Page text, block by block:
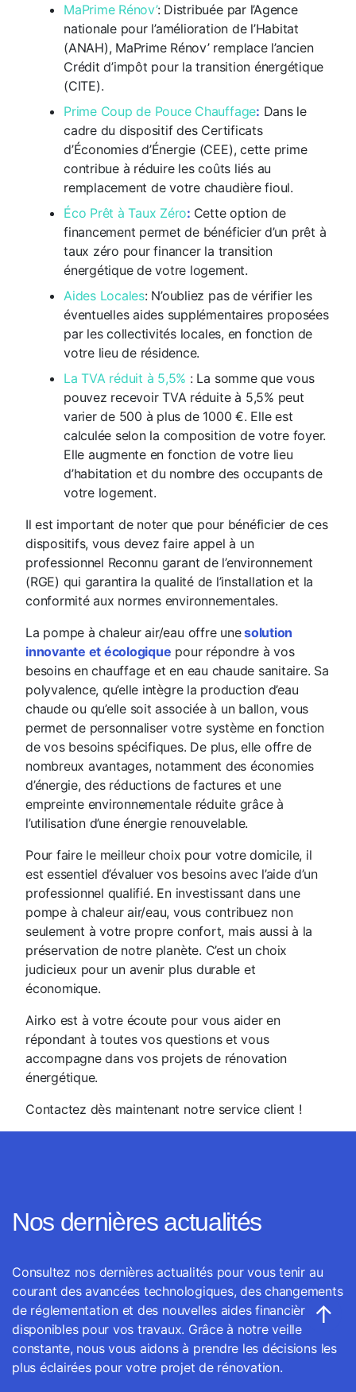
MaPrime Rénov’: Distribuée par l’Agence
nationale pour l’amélioration de l’Habitat
(ANAH), MaPrime Rénov’ remplace l’ancien
Crédit d’impôt pour la transition énergétique
(CITE).
Prime Coup de Pouce Chauffage: Dans le
cadre du dispositif des Certificats
d’Économies d’Énergie (CEE), cette prime
contribue à réduire les coûts liés au
remplacement de votre chaudière fioul.
Éco Prêt à Taux Zéro: Cette option de
financement permet de bénéficier d’un prêt à
taux zéro pour financer la transition
énergétique de votre logement.
Aides Locales:N’oubliez pas de vérifier les
éventuelles aides supplémentaires proposées
par les collectivités locales, en fonction de
votre lieu de résidence.
La TVA réduit à 5,5% : La somme que vous
pouvez recevoir TVA réduite à 5,5% peut
varier de 500 à plus de 1000 €. Elle est
calculée selon la composition de votre foyer.
Elle augmente en fonction de votre lieu
d’habitation et du nombre des occupants de
votre logement.
Il est important de noter que pour bénéficier de ces
dispositifs, vous devez faire appel à un
professionnel Reconnu garant de l’environnement
(RGE) qui garantira la qualité de l’installation et la
conformité aux normes environnementales.
La pompe à chaleur air/eau offre unesolution
innovante et écologique pour répondre à vos
besoins en chauffage et en eau chaude sanitaire. Sa
polyvalence, qu’elle intègre la production d’eau
chaude ou qu’elle soit associée à un ballon, vous
permet de personnaliser votre système en fonction
de vos besoins spécifiques. De plus, elle offre de
nombreux avantages, notamment des économies
d’énergie, des réductions de factures et une
empreinte environnementale réduite grâce à
l’utilisation d’une énergie renouvelable.
Pour faire le meilleur choix pour votre domicile, il
est essentiel d’évaluer vos besoins avec l’aide d’un
professionnel qualifié. En investissant dans une
pompe à chaleur air/eau, vous contribuez non
seulement à votre propre confort, mais aussi à la
préservation de notre planète. C’est un choix
judicieux pour un avenir plus durable et
économique.
Airko est à votre écoute pour vous aider en
répondant à toutes vos questions et vous
accompagne dans vos projets de rénovation
énergétique.
Contactez dès maintenant notre service client !
Nos dernières actualités
Consultez nos dernières actualités pour vous tenir au
courant des avancées technologiques, des changements
de réglementation et des nouvelles aides financières
disponibles pour vos travaux. Grâce à notre veille
constante, nous vous aidons à prendre les décisions les
plus éclairées pour votre projet de rénovation.
↑